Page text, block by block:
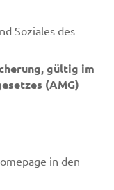
Soziales des
gültig im
(AMG)
in den